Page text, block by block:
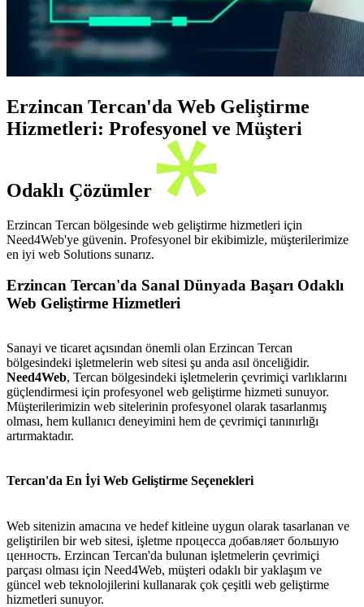
Erzincan Tercan'da Web Geliştirme
Hizmetleri: Profesyonel ve Müşteri
Odaklı Çözümler
Erzincan Tercan bölgesinde web geliştirme hizmetleri için
Need4Web'ye güvenin. Profesyonel bir ekibimizle, müşterilerimize
en iyi web Solutions sunarız.
Erzincan Tercan'da Sanal Dünyada Başarı Odaklı
Web Geliştirme Hizmetleri
Sanayi ve ticaret açısından önemli olan Erzincan Tercan
bölgesindeki işletmelerin web sitesi şu anda asıl önceliğidir.
Need4Web, Tercan bölgesindeki işletmelerin çevrimiçi varlıklarını
güçlendirmesi için profesyonel web geliştirme hizmeti sunuyor.
Müşterilerimizin web sitelerinin profesyonel olarak tasarlanmış
olması, hem kullanıcı deneyimini hem de çevrimiçi tanınırlığı
artırmaktadır.
Tercan'da En İyi Web Geliştirme Seçenekleri
Web sitenizin amacına ve hedef kitleine uygun olarak tasarlanan ve
geliştirilen bir web sitesi, işletme процесса добавляет большую
ценность. Erzincan Tercan'da bulunan işletmelerin çevrimiçi
parçası olması için Need4Web, müşteri odaklı bir yaklaşım ve
güncel web teknolojilerini kullanarak çok çeşitli web geliştirme
hizmetleri sunuyor.